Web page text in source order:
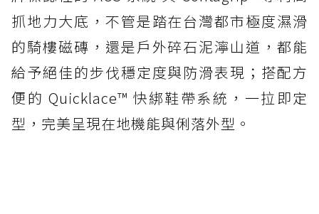
抓地力大底，不管是踏在台灣都市極度濕滑
的騎樓磁磚，還是戶外碎石泥濘山道，都能
給予絕佳的步伐穩定度與防滑表現；搭配方
便的 Quicklace™ 快綁鞋帶系統，一拉即定
型，完美呈現在地機能與俐落外型。